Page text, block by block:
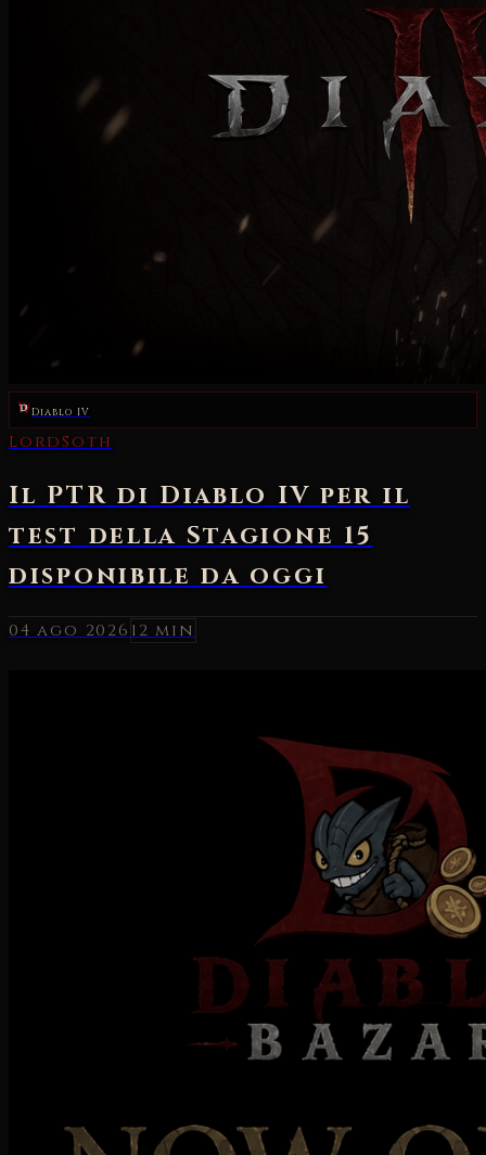
Diablo IV
04 ago 202612 min